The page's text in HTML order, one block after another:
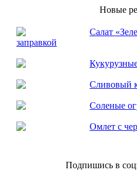
Новые
Салат
заправкой
Сливовый
Соленые
Омлет с
Подпишись в